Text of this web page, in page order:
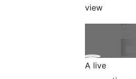
view
A live